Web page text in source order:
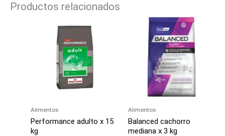
Productos relacionados
Alimentos
Performance adulto x 15
kg
Alimentos
Balanced cachorro
mediana x 3 kg